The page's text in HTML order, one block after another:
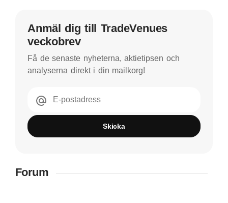
Anmäl dig till TradeVenues
veckobrev
Få de senaste nyheterna, aktietipsen och
analyserna direkt i din mailkorg!
E-postadress
Skicka
Forum